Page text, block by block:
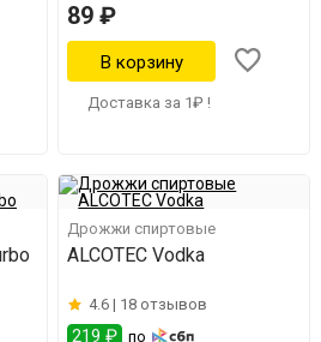
89 ₽
Доставка за 1₽ !
Дрожжи спиртовые
ALCOTEC Vodka
4.6 | 18 отзывов
219 ₽ по